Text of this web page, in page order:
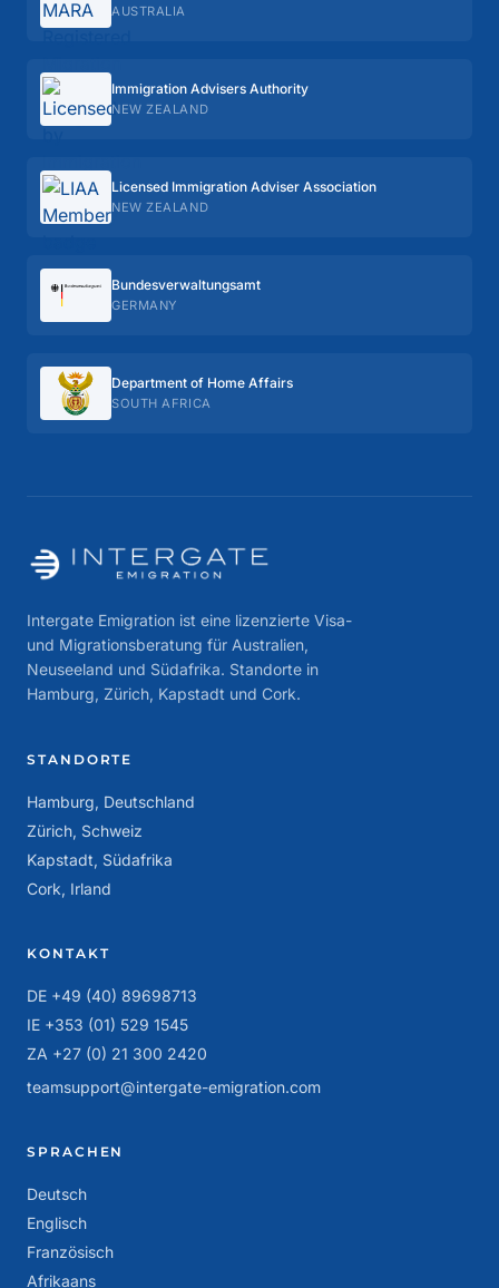
AUSTRALIA
Immigration Advisers Authority
NEW ZEALAND
Licensed Immigration Adviser Association
NEW ZEALAND
Bundes­verwaltungs­amt
GERMANY
Department of Home Affairs
SOUTH AFRICA
Intergate Emigration ist eine lizenzierte Visa-
und Migrationsberatung für Australien,
Neuseeland und Südafrika. Standorte in
Hamburg, Zürich, Kapstadt und Cork.
STANDORTE
Hamburg, Deutschland
Zürich, Schweiz
Kapstadt, Südafrika
Cork, Irland
KONTAKT
DE +49 (40) 89698713
IE +353 (01) 529 1545
ZA +27 (0) 21 300 2420
teamsupport@intergate-emigration.com
SPRACHEN
Deutsch
Englisch
Französisch
Afrikaans